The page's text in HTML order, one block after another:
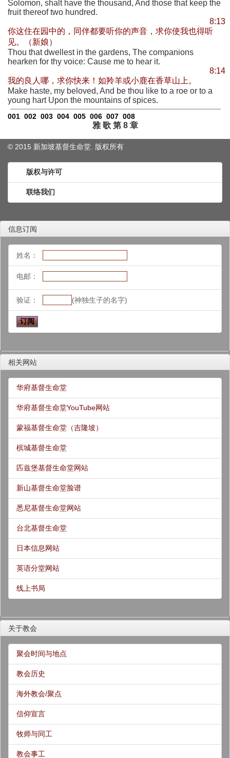
Solomon, shalt have the thousand, And those that keep the
fruit thereof two hundred.
8:13
你这住在园中的，同伴都要听你的声音，求你使我也得听
见。（新娘）
Thou that dwellest in the gardens, The companions
hearken for thy voice: Cause me to hear it.
8:14
我的良人哪，求你快来！如羚羊或小鹿在香草山上。
Make haste, my beloved, And be thou like to a roe or to a
young hart Upon the mountains of spices.
001 002 003 004 005 006 007 008
雅 歌 第 8 章
© 2015 新加坡基督生命堂. 版权所有
版权与许可
联络我们
信息订阅
姓名：
电邮：
验证： (神独生子的名字)
相关网站
华府基督生命堂
华府基督生命堂YouTube网站
蒙福基督生命堂（吉隆坡）
槟城基督生命堂
匹兹堡基督生命堂网站
新山基督生命堂脸谱
悉尼基督生命堂网站
台北基督生命堂
日本信息网站
英语分堂网站
线上书局
关于教会
聚会时间与地点
教会历史
海外教会/聚点
信仰宣言
牧师与同工
教会事工